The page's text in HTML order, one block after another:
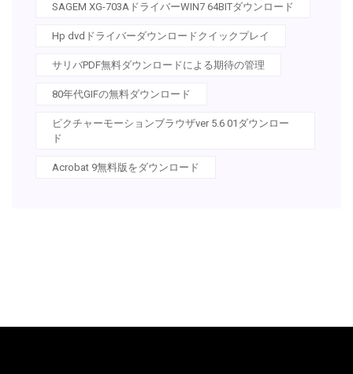
SAGEM XG-703AドライバーWIN7 64BITダウンロード
Hp dvdドライバーダウンロードクイックプレイ
サリバPDF無料ダウンロードによる期待の管理
80年代GIFの無料ダウンロード
ピクチャーモーションブラウザver 5.6 01ダウンロー
ド
Acrobat 9無料版をダウンロード